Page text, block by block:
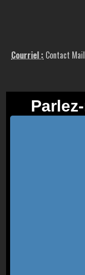
Courriel : Contact Mail